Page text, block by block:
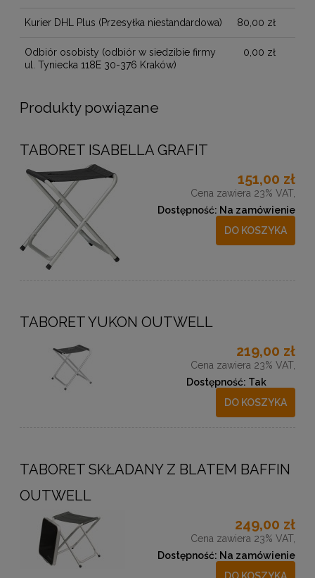
Kurier DHL Plus (Przesyłka niestandardowa) 80,00 zł
Odbiór osobisty (odbiór w siedzibie firmy
ul. Tyniecka 118E 30-376 Kraków)
0,00 zł
Produkty powiązane
TABORET ISABELLA GRAFIT
151,00 zł
Cena zawiera 23% VAT,
Dostępność: Na zamówienie
DO KOSZYKA
TABORET YUKON OUTWELL
219,00 zł
Cena zawiera 23% VAT,
Dostępność: Tak
DO KOSZYKA
TABORET SKŁADANY Z BLATEM BAFFIN
OUTWELL
249,00 zł
Cena zawiera 23% VAT,
Dostępność: Na zamówienie